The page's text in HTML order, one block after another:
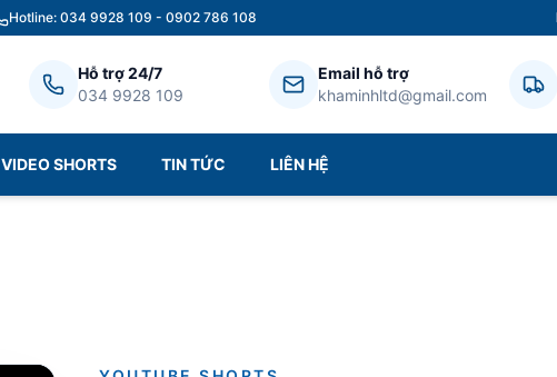
Hotline: 034 9928 109 - 0902 786 108
Hỗ trợ 24/7
034 9928 109
Email hỗ trợ
khaminhltd@gmail.com
VIDEO SHORTS TIN TỨC LIÊN HỆ